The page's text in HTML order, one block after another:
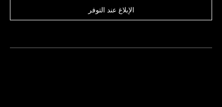
الإبلاغ عند التوفر